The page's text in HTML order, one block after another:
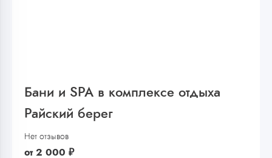
Бани и SPA в комплексе отдыха
Райский берег
Нет отзывов
от 2 000 ₽